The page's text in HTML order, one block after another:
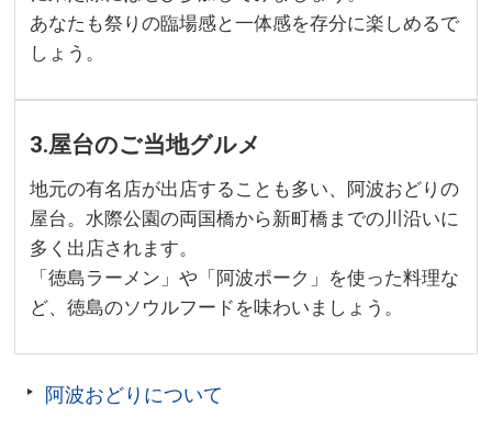
あなたも祭りの臨場感と一体感を存分に楽しめるで
しょう。
3.屋台のご当地グルメ
地元の有名店が出店することも多い、阿波おどりの
屋台。水際公園の両国橋から新町橋までの川沿いに
多く出店されます。
「徳島ラーメン」や「阿波ポーク」を使った料理な
ど、徳島のソウルフードを味わいましょう。
阿波おどりについて